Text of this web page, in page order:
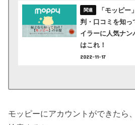
「モッピ
判・口コミを知っ
イラーに人気ナン
はこれ！
2022-11-17
モッピーにアカウントができたら